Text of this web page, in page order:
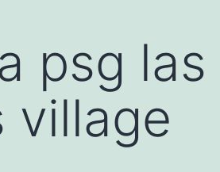
psg las
village